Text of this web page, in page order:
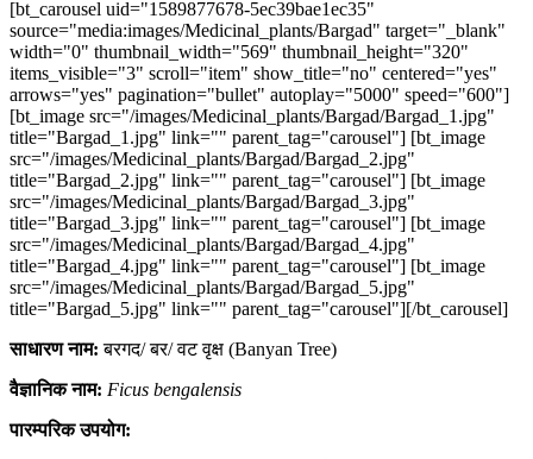
[bt_carousel uid="1589877678-5ec39bae1ec35"
source="media:images/Medicinal_plants/Bargad" target="_blank"
width="0" thumbnail_width="569" thumbnail_height="320"
items_visible="3" scroll="item" show_title="no" centered="yes"
arrows="yes" pagination="bullet" autoplay="5000" speed="600"]
[bt_image src="/images/Medicinal_plants/Bargad/Bargad_1.jpg"
title="Bargad_1.jpg" link="" parent_tag="carousel"] [bt_image
src="/images/Medicinal_plants/Bargad/Bargad_2.jpg"
title="Bargad_2.jpg" link="" parent_tag="carousel"] [bt_image
src="/images/Medicinal_plants/Bargad/Bargad_3.jpg"
title="Bargad_3.jpg" link="" parent_tag="carousel"] [bt_image
src="/images/Medicinal_plants/Bargad/Bargad_4.jpg"
title="Bargad_4.jpg" link="" parent_tag="carousel"] [bt_image
src="/images/Medicinal_plants/Bargad/Bargad_5.jpg"
title="Bargad_5.jpg" link="" parent_tag="carousel"][/bt_carousel]
साधारण नाम: बरगद/ बर/ वट वृक्ष (Banyan Tree)
वैज्ञानिक नाम: Ficus bengalensis
पारम्परिक उपयोग: